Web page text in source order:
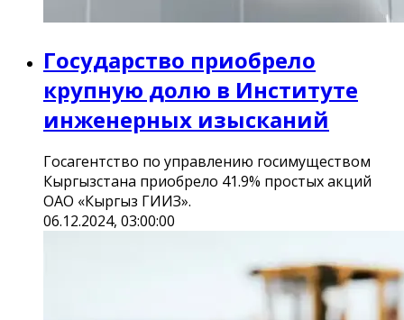
Государство приобрело
крупную долю в Институте
инженерных изысканий
Госагентство по управлению госимуществом
Кыргызстана приобрело 41.9% простых акций
ОАО «Кыргыз ГИИЗ».
06.12.2024, 03:00:00